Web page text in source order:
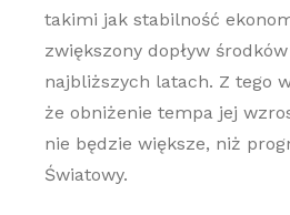
takimi jak stabilność
zwiększony dopływ
najbliższych latach. Z tego
że obniżenie tempa jej
nie będzie większe, niż
Światowy.